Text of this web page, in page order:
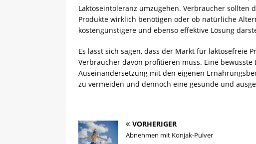
Laktoseintoleranz umzugehen. Verbraucher sollten
Produkte wirklich benötigen oder ob natürliche
kostengünstigere und ebenso effektive Lösung
Es lässt sich sagen, dass der Markt für laktosefreie
Verbraucher davon profitieren muss. Eine
Auseinandersetzung mit den eigenen
zu vermeiden und dennoch eine gesunde und
VORHERIGER
Abnehmen mit Konjak-Pulver